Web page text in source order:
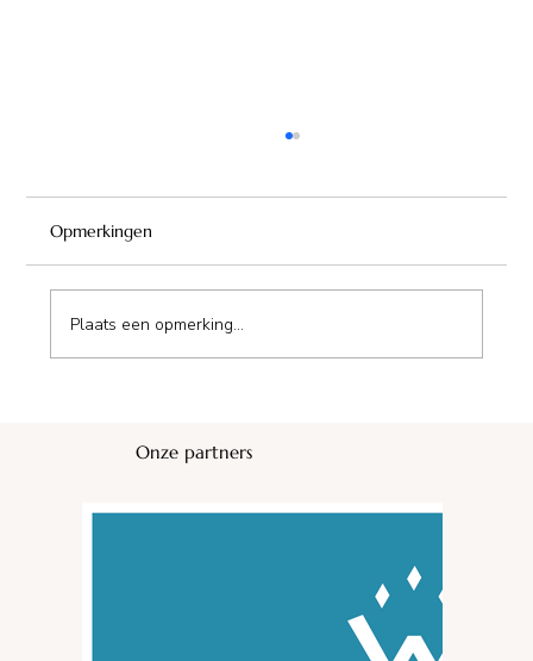
Camping La Digue
Opmerkingen
Plaats een opmerking...
Onze partners